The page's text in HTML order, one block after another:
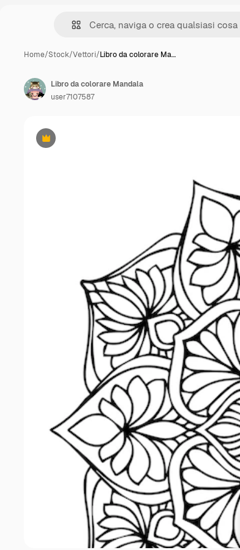
Home/Stock/Vettori/Libro da colorare Ma…
Premium
Libro da colorare Mandala
user7107587